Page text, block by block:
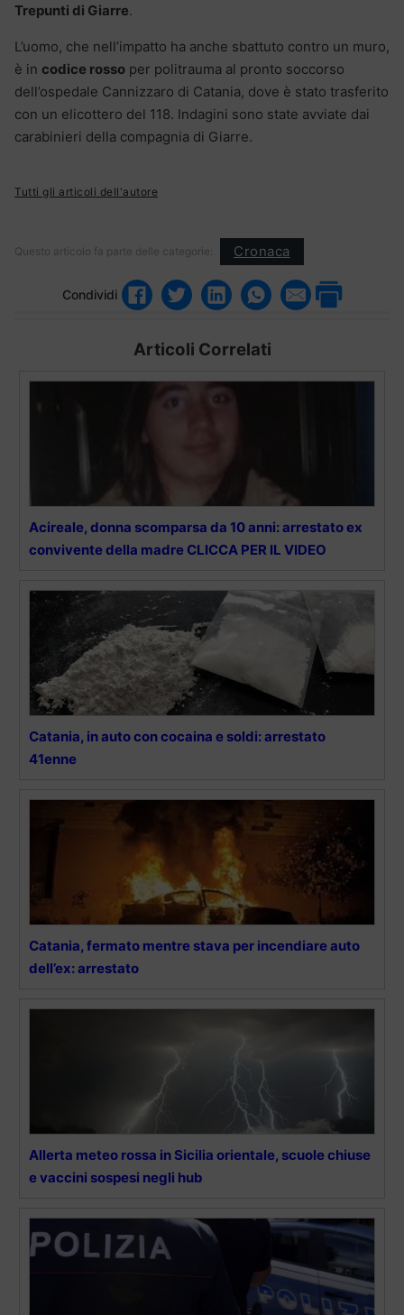
Trepunti di Giarre.
L’uomo, che nell’impatto ha anche sbattuto contro un muro,
è in codice rosso per politrauma al pronto soccorso
dell’ospedale Cannizzaro di Catania, dove è stato trasferito
con un elicottero del 118. Indagini sono state avviate dai
carabinieri della compagnia di Giarre.
Tutti gli articoli dell'autore
Questo articolo fa parte delle categorie: Cronaca
Condividi
Articoli Correlati
Acireale, donna scomparsa da 10 anni: arrestato ex
convivente della madre CLICCA PER IL VIDEO
Catania, in auto con cocaina e soldi: arrestato
41enne
Catania, fermato mentre stava per incendiare auto
dell’ex: arrestato
Allerta meteo rossa in Sicilia orientale, scuole chiuse
e vaccini sospesi negli hub